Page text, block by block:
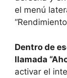
el menú
Dentro de
llamada
activar el